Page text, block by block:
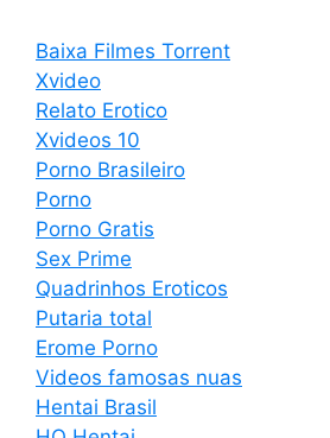
Baixa Filmes Torrent
Xvideo
Relato Erotico
Xvideos 10
Porno Brasileiro
Porno
Porno Gratis
Sex Prime
Quadrinhos Eroticos
Putaria total
Erome Porno
Videos famosas nuas
Hentai Brasil